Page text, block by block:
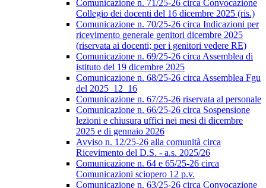
Comunicazione n. 71/25-26 circa Convocazione
Collegio dei docenti del 16 dicembre 2025 (ris.)
Comunicazione n. 70/25-26 circa Indicazioni per
ricevimento generale genitori dicembre 2025
(riservata ai docenti; per i genitori vedere RE)
Comunicazione n. 69/25-26 circa Assemblea di
istituto del 19 dicembre 2025
Comunicazione n. 68/25-26 circa Assemblea Fgu
del 2025_12_16
Comunicazione n. 67/25-26 riservata al personale
Comunicazione n. 66/25-26 circa Sospensione
lezioni e chiusura uffici nei mesi di dicembre
2025 e di gennaio 2026
Avviso n. 12/25-26 alla comunità circa
Ricevimento del D.S. - a.s. 2025/26
Comunicazione n. 64 e 65/25-26 circa
Comunicazioni sciopero 12 p.v.
Comunicazione n. 63/25-26 circa Convocazione